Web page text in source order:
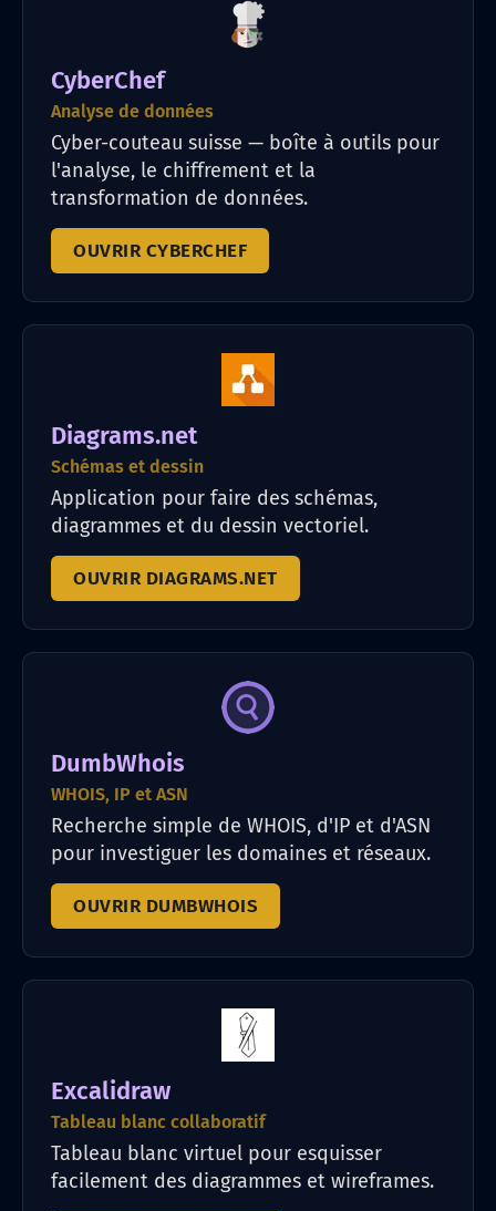
CyberChef
Analyse de données
Cyber-couteau suisse — boîte à outils pour
l'analyse, le chiffrement et la
transformation de données.
OUVRIR CYBERCHEF
Diagrams.net
Schémas et dessin
Application pour faire des schémas,
diagrammes et du dessin vectoriel.
OUVRIR DIAGRAMS.NET
DumbWhois
WHOIS, IP et ASN
Recherche simple de WHOIS, d'IP et d'ASN
pour investiguer les domaines et réseaux.
OUVRIR DUMBWHOIS
Excalidraw
Tableau blanc collaboratif
Tableau blanc virtuel pour esquisser
facilement des diagrammes et wireframes.